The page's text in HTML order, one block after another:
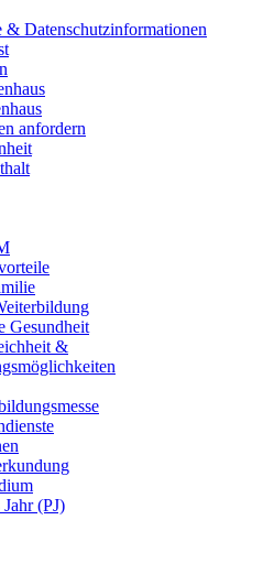
& Datenschutzinformationen
anfordern
Gesundheit
&
(PJ)